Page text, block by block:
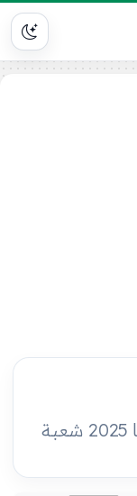
تصحيح موضوع الفيزياء بكالوريا 2025 شعبة